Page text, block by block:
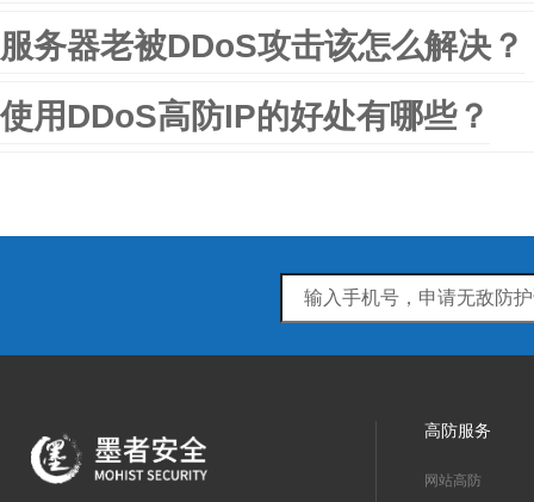
服务器老被DDoS攻击该怎么解决？
使用DDoS高防IP的好处有哪些？
高防服务
网站高防